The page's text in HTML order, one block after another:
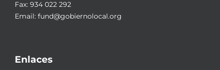
Fax: 934 022 292
Email: fund@gobiernolocal.org
Enlaces